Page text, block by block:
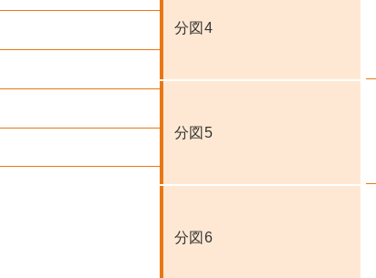
分図4
分図5
分図6